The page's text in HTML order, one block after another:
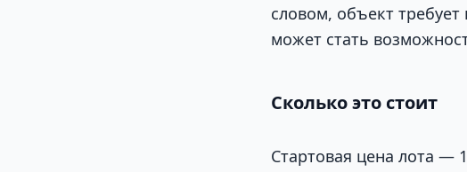
словом, объект
может стать
Сколько это стоит
Стартовая цена лота —